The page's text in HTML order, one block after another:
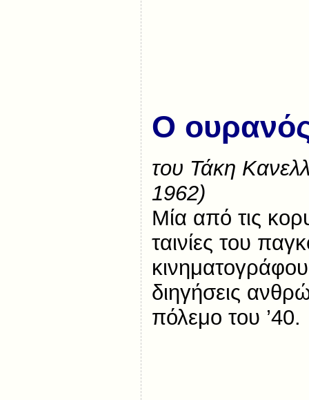
Ο
του Τάκη
1962)
Μία από τις
ταινίες του
διηγήσεις
πόλεμο του ’40.